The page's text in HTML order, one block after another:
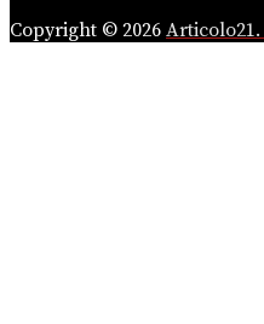
Copyright © 2026 Articolo21.